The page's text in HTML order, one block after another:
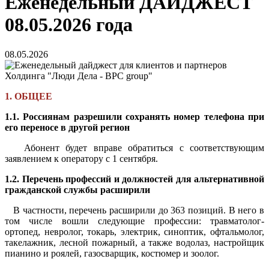
08.05.2026 года
08.05.2026
1. ОБЩЕЕ
1.1. Россиянам разрешили сохранять номер телефона при
его переносе в другой регион
Абонент будет вправе обратиться с соответствующим
заявлением к оператору с 1 сентября.
1.2. Перечень профессий и должностей для альтернативной
гражданской службы расширили
В частности, перечень расширили до 363 позиций. В него в
том числе вошли следующие профессии: травматолог-
ортопед, невролог, токарь, электрик, синоптик, офтальмолог,
такелажник, лесной пожарный, а также водолаз, настройщик
пианино и роялей, газосварщик, костюмер и зоолог.